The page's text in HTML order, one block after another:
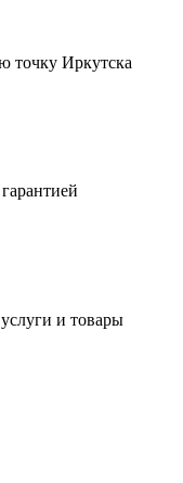
точку Иркутска
услуги и товары